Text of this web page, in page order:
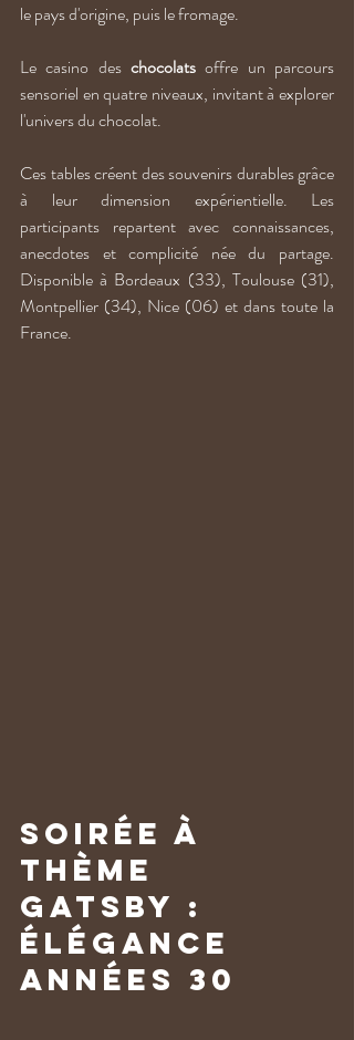
le pays d'origine, puis le fromage.
Le casino des chocolats offre un parcours
sensoriel en quatre niveaux, invitant à explorer
l'univers du chocolat.
Ces tables créent des souvenirs durables grâce
à leur dimension expérientielle. Les
participants repartent avec connaissances,
anecdotes et complicité née du partage.
Disponible à Bordeaux (33), Toulouse (31),
Montpellier (34), Nice (06) et dans toute la
France.
Soirée à
thème
Gatsby :
élégance
années 30